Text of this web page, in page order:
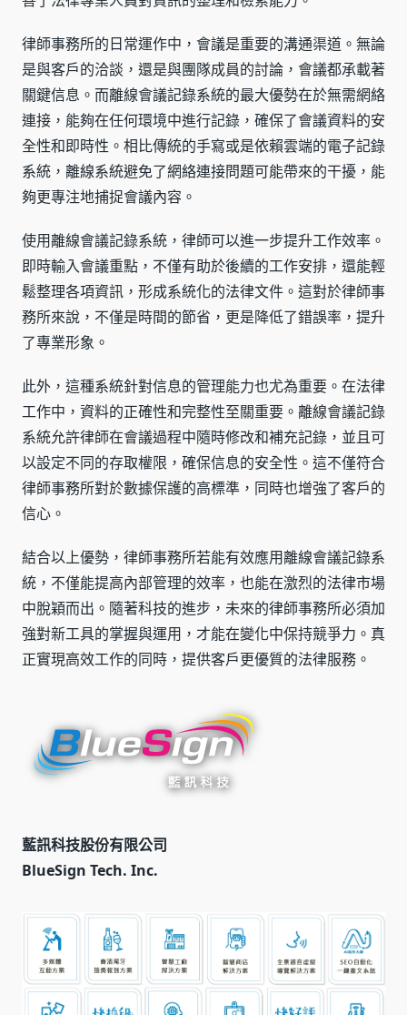
律師事務所的日常運作中，會議是重要的溝通渠道。無論
是與客戶的洽談，還是與團隊成員的討論，會議都承載著
關鍵信息。而離線會議記錄系統的最大優勢在於無需網絡
連接，能夠在任何環境中進行記錄，確保了會議資料的安
全性和即時性。相比傳統的手寫或是依賴雲端的電子記錄
系統，離線系統避免了網絡連接問題可能帶來的干擾，能
夠更專注地捕捉會議內容。
使用離線會議記錄系統，律師可以進一步提升工作效率。
即時輸入會議重點，不僅有助於後續的工作安排，還能輕
鬆整理各項資訊，形成系統化的法律文件。這對於律師事
務所來說，不僅是時間的節省，更是降低了錯誤率，提升
了專業形象。
此外，這種系統針對信息的管理能力也尤為重要。在法律
工作中，資料的正確性和完整性至關重要。離線會議記錄
系統允許律師在會議過程中隨時修改和補充記錄，並且可
以設定不同的存取權限，確保信息的安全性。這不僅符合
律師事務所對於數據保護的高標準，同時也增強了客戶的
信心。
結合以上優勢，律師事務所若能有效應用離線會議記錄系
統，不僅能提高內部管理的效率，也能在激烈的法律市場
中脫穎而出。隨著科技的進步，未來的律師事務所必須加
強對新工具的掌握與運用，才能在變化中保持競爭力。真
正實現高效工作的同時，提供客戶更優質的法律服務。
藍訊科技股份有限公司
BlueSign Tech. Inc.